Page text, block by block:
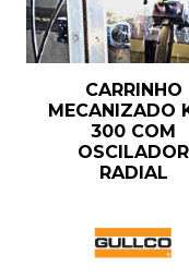
CARRINHO
MECANIZADO
300 COM
OSCILADOR
RADIAL